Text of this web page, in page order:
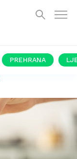
PREHRANA